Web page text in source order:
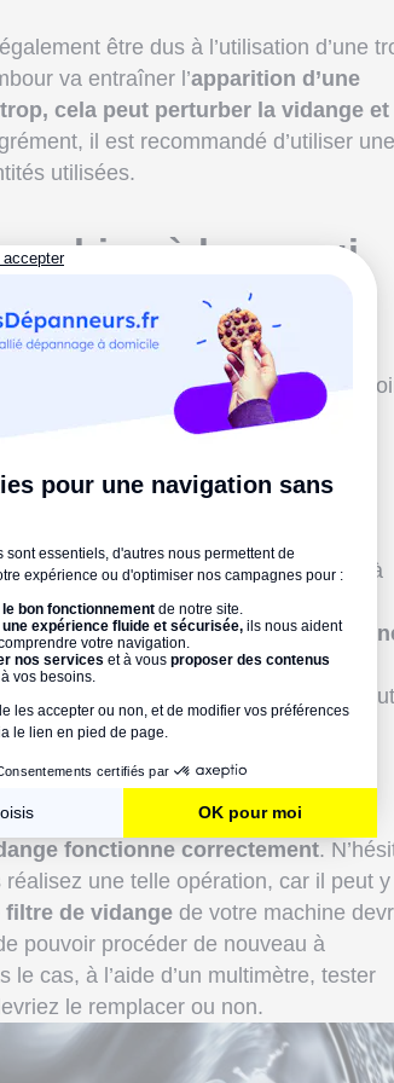
être dus à l’utilisation d’une
va entraîner l’apparition d’une
cela peut perturber la vidange et
il est recommandé d’utiliser une
utilisées.
à laver qui
laver ne s’enclenche plus
, il va
carte électronique
s’arrêter avant que l’essorage ne
de débrancher votre machine à
suffit pour permettre à votre appareil
vous n’êtespas victimes d’une
à la carte électronique.Ce
et l’eau de votre machine à laver
de la remplacer.
fonctionne correctement.
une telle opération, car il peut y
filtre de vidange de votre machine
pouvoir procéder de nouveau à
le cas, à l’aide d’un multimètre, tester
le remplacer ou non.